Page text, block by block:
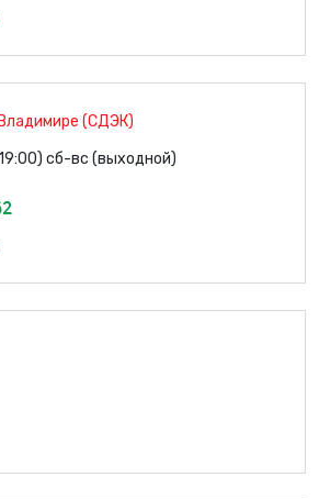
(СДЭК)
сб-вс (выходной)